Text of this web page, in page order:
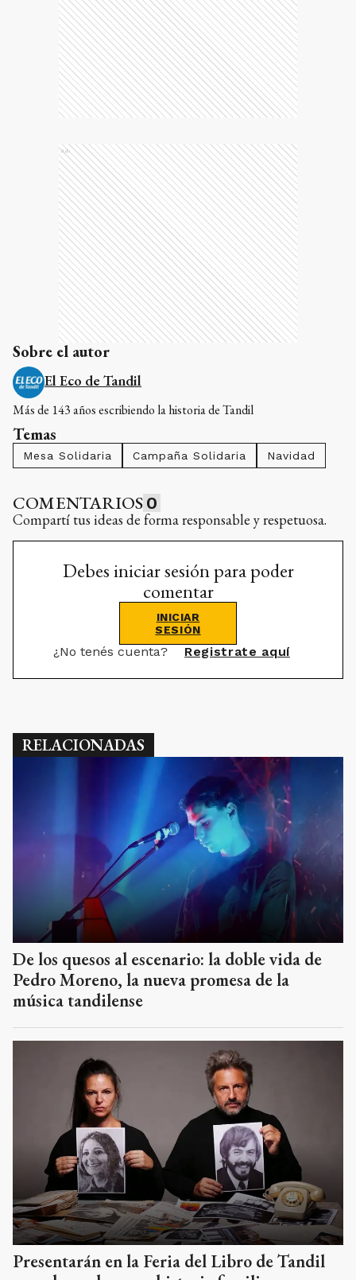
Ads
Sobre el autor
El Eco de Tandil
Más de 143 años escribiendo la historia de Tandil
Temas
Mesa Solidaria Campaña Solidaria Navidad
COMENTARIOS 0
Compartí tus ideas de forma responsable y respetuosa.
Debes iniciar sesión para poder
comentar
INICIAR
SESIÓN
¿No tenés cuenta? Registrate aquí
RELACIONADAS
De los quesos al escenario: la doble vida de
Pedro Moreno, la nueva promesa de la
música tandilense
Presentarán en la Feria del Libro de Tandil